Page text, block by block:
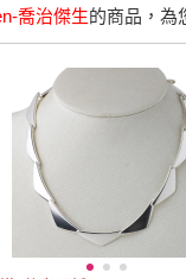
喬治傑生的商品，為